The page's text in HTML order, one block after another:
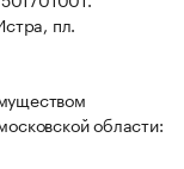
пл.
области: